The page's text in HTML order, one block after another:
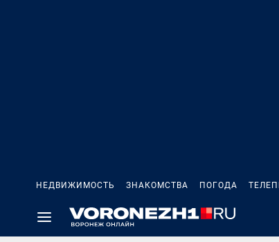
НЕДВИЖИМОСТЬ ЗНАКОМСТВА ПОГОДА